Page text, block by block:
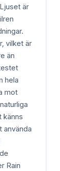
är
vilket är
än
hela
mot
känns
använda
Rain